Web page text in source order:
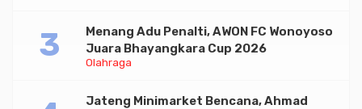
Olahraga
Menang Adu Penalti, AWON FC Wonoyoso
Juara Bhayangkara Cup 2026
Jateng Minimarket Bencana, Ahmad